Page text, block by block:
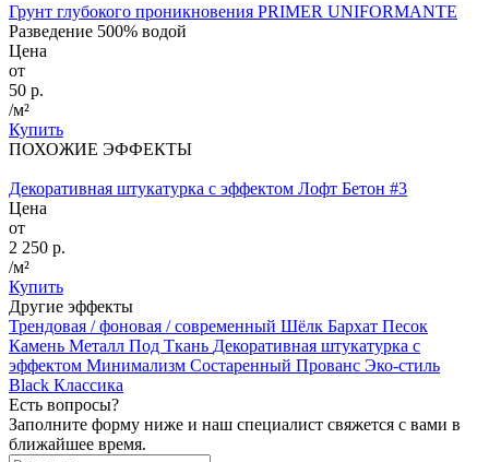
Грунт глубокого проникновения PRIMER UNIFORMANTE
Разведение 500% водой
Цена
от
50 р.
/м²
Купить
ПОХОЖИЕ ЭФФЕКТЫ
Декоративная штукатурка с эффектом Лофт Бетон #3
Цена
от
2 250 р.
/м²
Купить
Другие эффекты
Трендовая / фоновая / современный Шёлк Бархат Песок
Камень Металл Под Ткань Декоративная штукатурка с
эффектом Минимализм Состаренный Прованс Эко-стиль
Black Классика
Есть вопросы?
Заполните форму ниже и наш специалист свяжется с вами в
ближайшее время.